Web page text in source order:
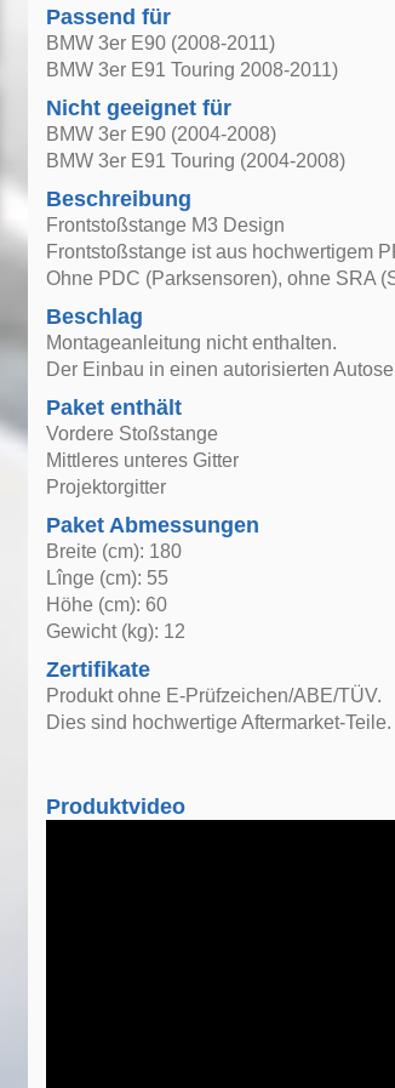
Passend für
BMW 3er E90 (2008-2011)
BMW 3er E91 Touring 2008-2011)
Nicht geeignet für
BMW 3er E90 (2004-2008)
BMW 3er E91 Touring (2004-2008)
Beschreibung
Frontstoßstange M3 Design
Frontstoßstange ist aus hochwertigem
Ohne PDC (Parksensoren), ohne SRA
Beschlag
Montageanleitung nicht enthalten.
Der Einbau in einen autorisierten
Paket enthält
Vordere Stoßstange
Mittleres unteres Gitter
Projektorgitter
Paket Abmessungen
Breite (cm): 180
Lînge (cm): 55
Höhe (cm): 60
Gewicht (kg): 12
Zertifikate
Produkt ohne E-Prüfzeichen/ABE/TÜV.
Dies sind hochwertige Aftermarket-Teile.
Produktvideo